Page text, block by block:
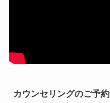
カウンセリングのご予約